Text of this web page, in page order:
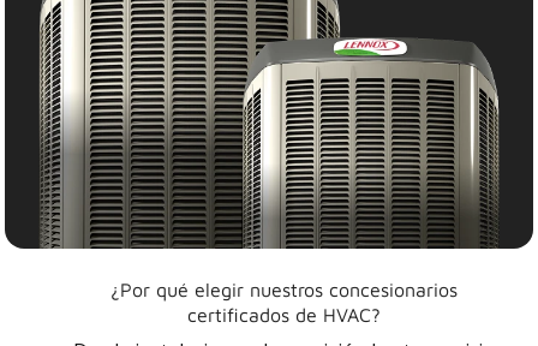
¿Por qué elegir nuestros concesionarios
certificados de HVAC?